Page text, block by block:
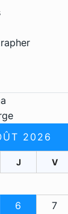
2026
J V
6 7